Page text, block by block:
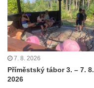
7. 8. 2026
Příměstský tábor 3. – 7. 8.
2026